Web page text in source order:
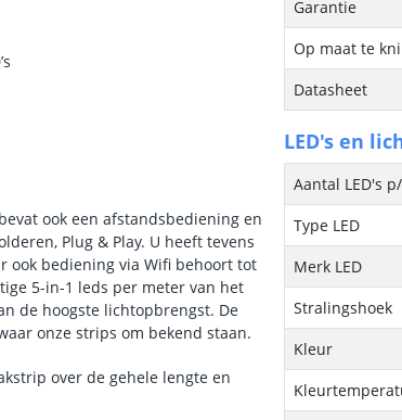
ook een afstandsbediening en
Plug & Play. U heeft tevens
ook bediening via Wifi behoort tot
5-in-1 leds per meter van het
de hoogste lichtopbrengst. De
onze strips om bekend staan.
over de gehele lengte en
Garantie
Op maat te
Datasheet
LED's en
Aantal LED's
Type LED
Merk LED
Stralingshoek
Kleur